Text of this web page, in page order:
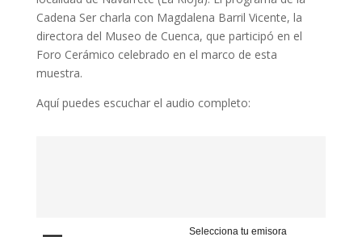
Cadena Ser charla con Magdalena Barril Vicente, la
directora del Museo de Cuenca, que participó en el
Foro Cerámico celebrado en el marco de esta
muestra.
Aquí puedes escuchar el audio completo: